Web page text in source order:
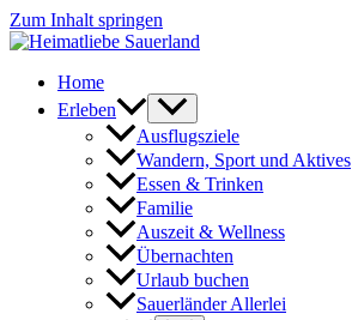
Zum Inhalt springen
Home
Erleben
Ausflugsziele
Wandern, Sport und Aktives
Essen & Trinken
Familie
Auszeit & Wellness
Übernachten
Urlaub buchen
Sauerländer Allerlei